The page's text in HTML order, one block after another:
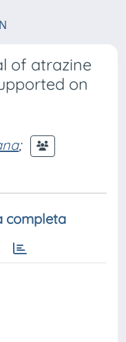
of atrazine
on
;
completa